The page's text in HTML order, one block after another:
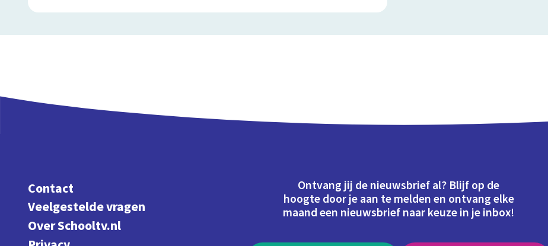
Contact
Veelgestelde vragen
Over Schooltv.nl
Ontvang jij de nieuwsbrief al? Blijf op de
hoogte door je aan te melden en ontvang elke
maand een nieuwsbrief naar keuze in je inbox!